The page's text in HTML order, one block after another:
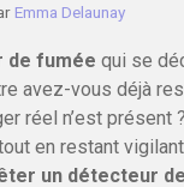
Emma Delaunay
de fumée qui se
avez-vous déjà
réel n’est
en restant
un détecteur